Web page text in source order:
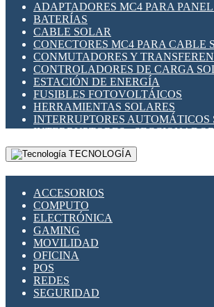
ADAPTADORES MC4 PARA
BATERÍAS
CABLE SOLAR
CONECTORES MC4 PARA CABLE
CONMUTADORES Y
CONTROLADORES DE CARGA
ESTACIÓN DE ENERGÍA
FUSIBLES FOTOVOLTÁICOS
HERRAMIENTAS SOLARES
INTERRUPTORES AUTOMÁTICOS
INTERRUPTORES -
FOTOVOLTÁICOS
MONTAJE PANEL SOLAR
SUPRESOR DE TRANSIENTES
APLICACIONES FOTOVOLTAICAS
TECNOLOGÍA
ACCESORIOS
COMPUTO
ELECTRÓNICA
GAMING
MOVILIDAD
OFICINA
POS
REDES
SEGURIDAD